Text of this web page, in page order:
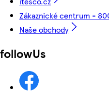
Zákaznické centrum -
Naše obchody
followUs